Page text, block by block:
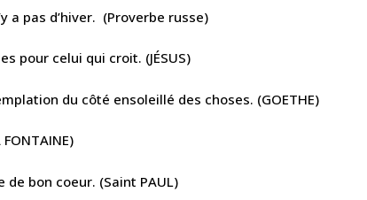
a pas d’hiver. (Proverbe russe)
pour celui qui croit. (JÉSUS)
du côté ensoleillé des choses. (GOETHE)
bon coeur. (Saint PAUL)